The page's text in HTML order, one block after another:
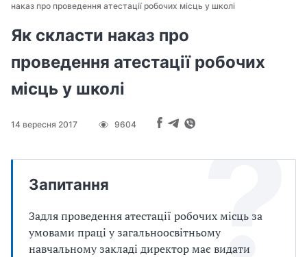
наказ про проведення атестації робочих місць у школі
Як скласти наказ про
проведення атестації робочих
місць у школі
14 вересня 2017 9604
Запитання
Задля проведення атестації робочих місць за
умовами праці у загальноосвітньому
навчальному закладі директор має видати